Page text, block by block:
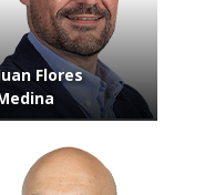
Flores